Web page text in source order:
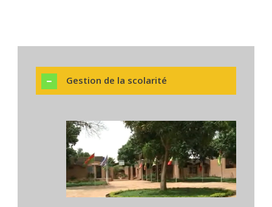
Gestion de la scolarité